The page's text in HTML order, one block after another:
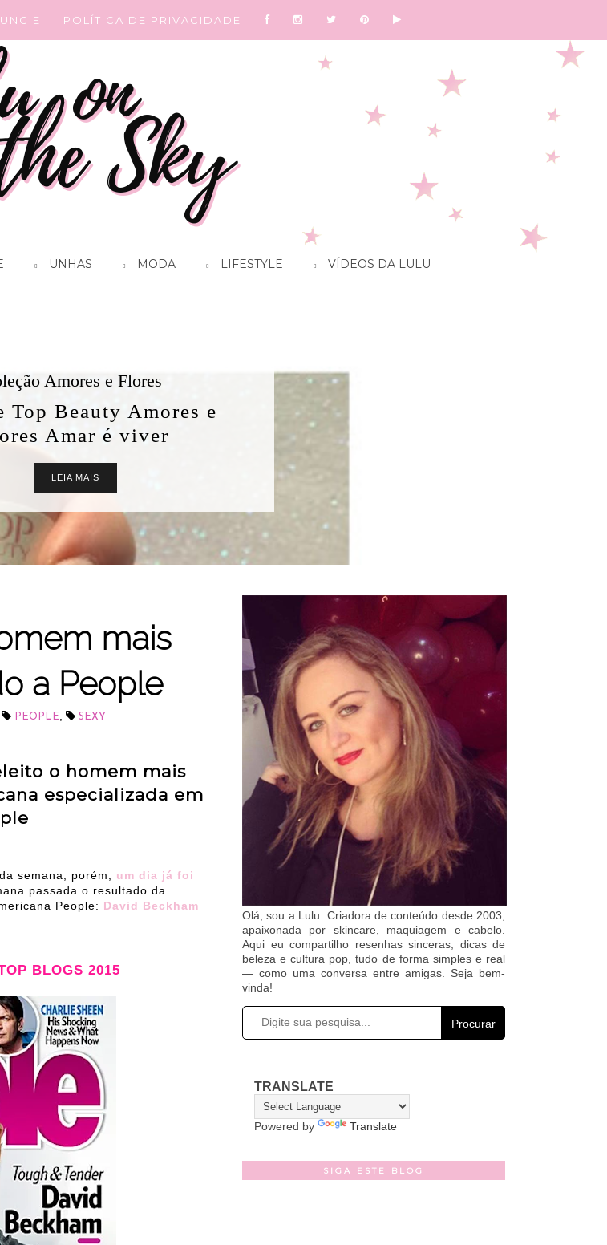
POLÍTICA DE PRIVACIDADE
UNHAS MODA LIFESTYLE VÍDEOS DA LULU
Amores e Flores
Top Beauty Amores e
Amar é viver
LEIA MAIS
mais
a People
PEOPLE SEXY
o homem mais
especializada em
semana, porém, um dia já foi
passada o resultado da
People: David Beckham
BLOGS 2015
Olá, sou a Lulu. Criadora de conteúdo desde 2003,
apaixonada por skincare, maquiagem e cabelo.
Aqui eu compartilho resenhas sinceras, dicas de
beleza e cultura pop, tudo de forma simples e real
— como uma conversa entre amigas. Seja bem-
vinda!
Procurar
TRANSLATE
Powered by Translate
SIGA ESTE BLOG